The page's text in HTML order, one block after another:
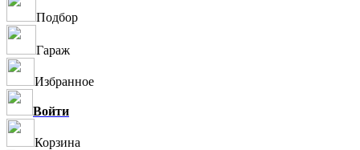
Подбор
Гараж
Избранное
Войти
Корзина